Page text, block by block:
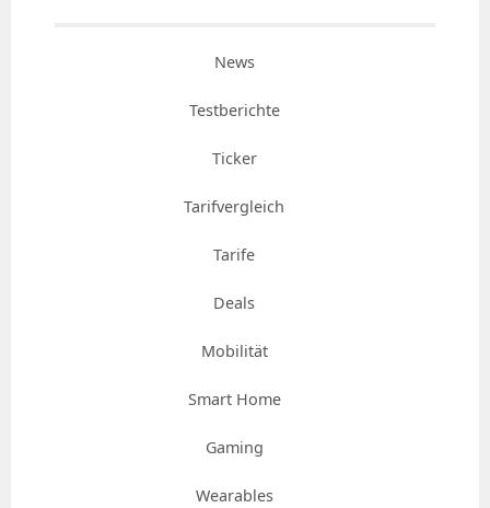
News
Testberichte
Ticker
Tarifvergleich
Tarife
Deals
Mobilität
Smart Home
Gaming
Wearables